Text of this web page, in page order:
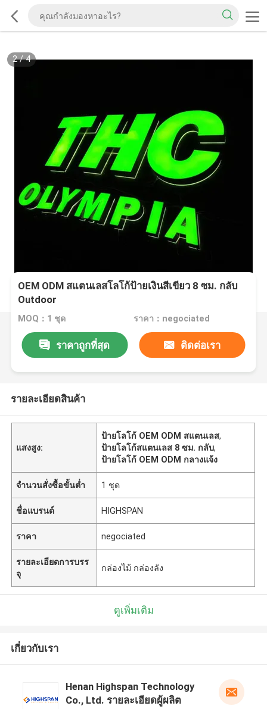
2/4
OEM ODM สแตนเลสโลโก้ป้ายเงินสีเขียว 8 ซม. กลับ
Outdoor
MOQ：1 ชุด ราคา：negociated
ราคาถูกที่สุด ติดต่อเรา
รายละเอียดสินค้า
แสงสูง:
ป้ายโลโก้ OEM ODM สแตนเลส,
ป้ายโลโก้สแตนเลส 8 ซม. กลับ,
ป้ายโลโก้ OEM ODM กลางแจ้ง
จำนวนสั่งซื้อขั้นต่ำ 1 ชุด
ชื่อแบรนด์ HIGHSPAN
ราคา negociated
รายละเอียดการบรร
จุ
กล่องไม้ กล่องลัง
ดูเพิ่มเติม
เกี่ยวกับเรา
Henan Highspan Technology
Co., Ltd. รายละเอียดผู้ผลิต